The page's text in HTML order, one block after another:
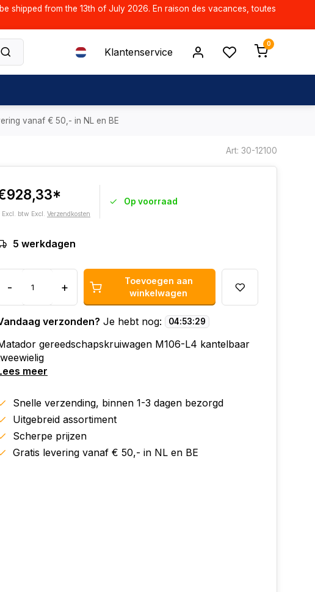
shipped from the 13th of July 2026. En raison des vacances, toutes
Klantenservice
0
vanaf € 50,- in NL en BE
Art: 30-12100
Excl. btw Excl. Verzendkosten
Op voorraad
5 werkdagen
- +
Toevoegen aan
winkelwagen
verzonden? Je hebt nog: 04:53:28
gereedschapskruiwagen M106-L4 kantelbaar
meer
Snelle verzending, binnen 1-3 dagen bezorgd
Uitgebreid assortiment
Scherpe prijzen
Gratis levering vanaf € 50,- in NL en BE